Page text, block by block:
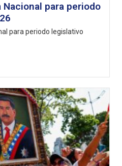
Nacional para periodo
para periodo legislativo